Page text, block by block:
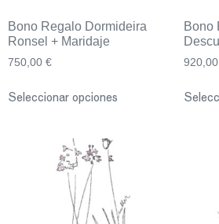
Bono Regalo Dormideira
Ronsel + Maridaje
750,00 €
Seleccionar opciones
Bono
920,00